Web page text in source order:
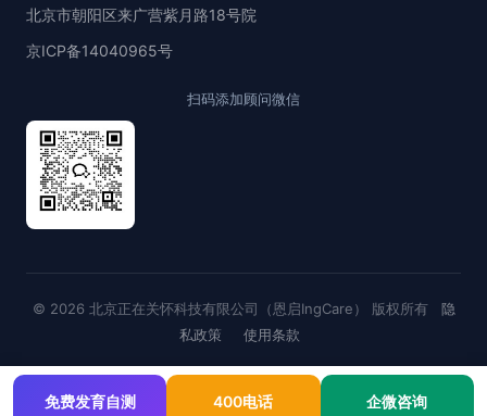
北京市朝阳区来广营紫月路18号院
京ICP备14040965号
扫码添加顾问微信
© 2026 北京正在关怀科技有限公司（恩启IngCare） 版权所有
隐
私政策
使用条款
免费发育自测 400电话 企微咨询